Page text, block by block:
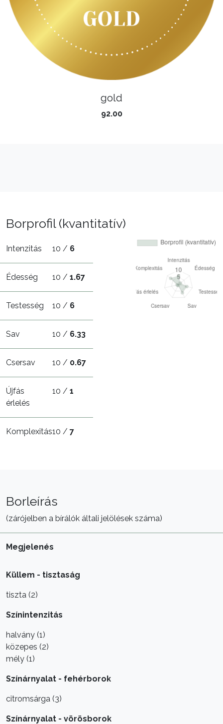
gold
92.00
Borprofil (kvantitatív)
Intenzitás 10 / 6
Édesség 10 /1.67
Testesség 10 / 6
Sav 10 / 6.33
Csersav 10 / 0.67
Újfás
érlelés
10 /1
Komplexitás10 /7
Borleírás
(zárójelben a bírálók általi jelölések száma)
Megjelenés
Küllem - tisztaság
tiszta (2)
Színintenzitás
halvány (1)
közepes (2)
mély (1)
Színárnyalat - fehérborok
citromsárga (3)
Színárnyalat - vörösborok